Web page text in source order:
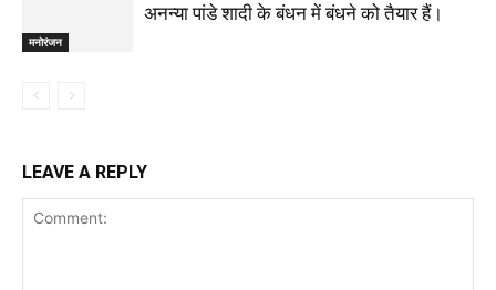
मनोरंजन
अनन्या पांडे शादी के बंधन में बंधने को तैयार हैं।
LEAVE A REPLY